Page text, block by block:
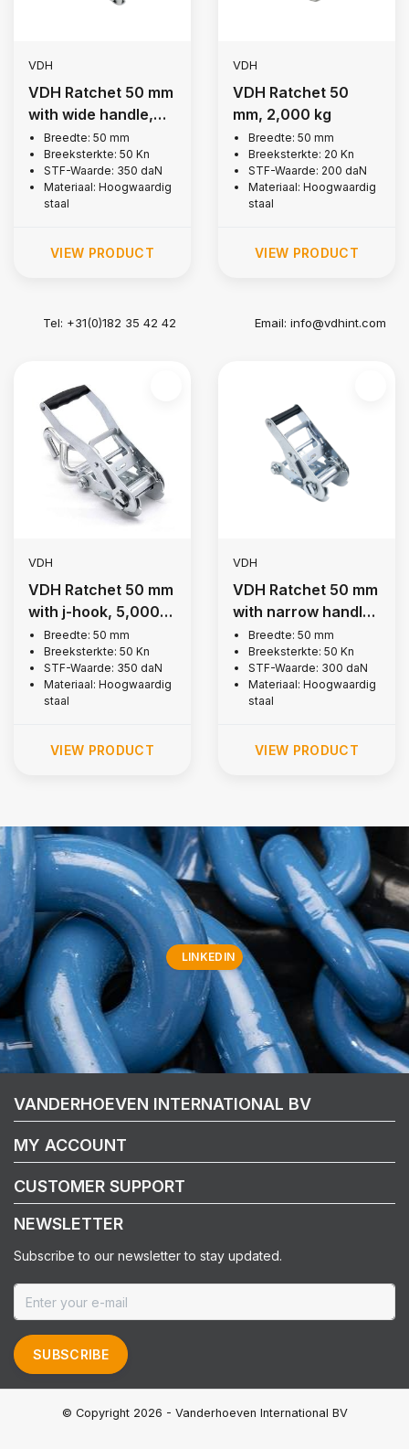
VDH
VDH Ratchet 50 mm
with wide handle,
5,000 kg
Breedte: 50 mm
Breeksterkte: 50 Kn
STF-Waarde: 350 daN
Materiaal: Hoogwaardig
staal
VIEW PRODUCT
VDH
VDH Ratchet 50
mm, 2,000 kg
Breedte: 50 mm
Breeksterkte: 20 Kn
STF-Waarde: 200 daN
Materiaal: Hoogwaardig
staal
VIEW PRODUCT
Tel: +31(0)182 35 42 42 Email:info@vdhint.com
VDH
VDH Ratchet 50 mm
with j-hook, 5,000
kgBreedte: 50 mm
Breeksterkte: 50 Kn
STF-Waarde: 350 daN
Materiaal: Hoogwaardig
staal
VIEW PRODUCT
VDH
VDH Ratchet 50 mm
with narrow handle,
5,000 kg
Breedte: 50 mm
Breeksterkte: 50 Kn
STF-Waarde: 300 daN
Materiaal: Hoogwaardig
staal
VIEW PRODUCT
LINKEDIN
VANDERHOEVEN INTERNATIONAL BV
MY ACCOUNT
CUSTOMER SUPPORT
NEWSLETTER
Subscribe to our newsletter to stay updated.
SUBSCRIBE
© Copyright 2026 - Vanderhoeven International BV